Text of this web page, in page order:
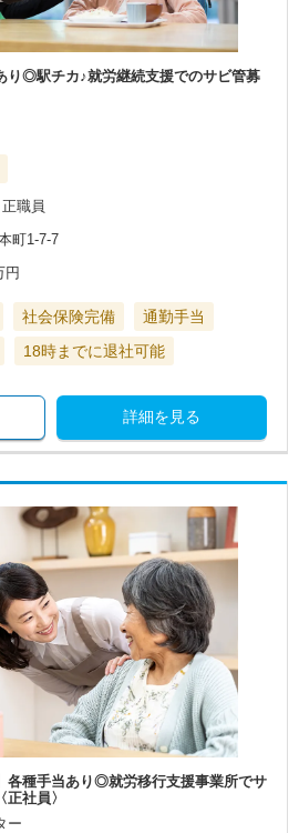
り◎駅チカ♪就労継続支援でのサビ管募
職員
町1-7-7
円
社会保険完備
通勤手当
18時までに退社可能
詳細を見る
各種手当あり◎就労移行支援事業所でサ
社員〉
ー